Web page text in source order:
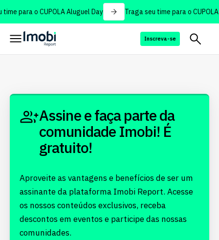
para o CUPOLA Aluguel Day Traga seu time para o CUPOLA
Inscreva-se
Assine e faça parte da
comunidade Imobi! É
gratuito!
Aproveite as vantagens e benefícios de ser um
assinante da plataforma Imobi Report. Acesse
os nossos conteúdos exclusivos, receba
descontos em eventos e participe das nossas
comunidades.